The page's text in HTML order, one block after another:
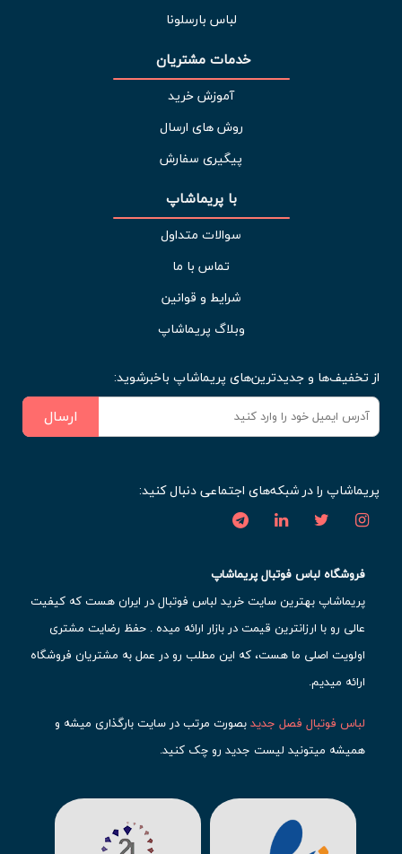
لباس بارسلونا
خدمات مشتریان
آموزش خرید
روش های ارسال
پیگیری سفارش
با پریماشاپ
سوالات متداول
تماس با ما
شرایط و قوانین
وبلاگ پریماشاپ
از تخفیف‌ها و جدیدترین‌های پریماشاپ باخبرشوید:
ارسال
پریماشاپ را در شبکه‌های اجتماعی دنبال کنید:
فروشگاه لباس فوتبال پریماشاپ
پریماشاپ بهترین سایت خرید لباس فوتبال در ایران هست که کیفیت
عالی رو با ارزانترین قیمت در بازار ارائه میده . حفظ رضایت مشتری
اولویت اصلی ما هست، که این مطلب رو در عمل به مشتریان فروشگاه
ارائه میدیم.
لباس فوتبال فصل جدیدبصورت مرتب در سایت بارگذاری میشه و
همیشه میتونید لیست جدید رو چک کنید.
حتما مشاهده کنید که قطعا برای تیم های مطرح دنیای فوتبال، تعداد
بیشتری محصول موجود میشه. این مورد شامل
لباس رئال مادرید